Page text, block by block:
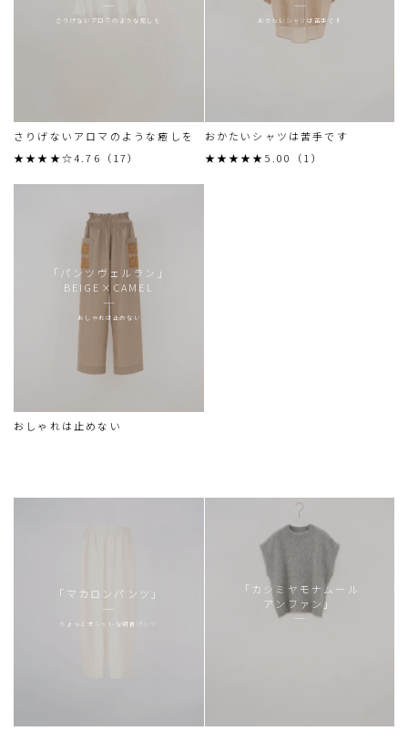
さりげないアロマのような癒しを
さりげないアロマのような癒しを
★★★★☆4.76（17）
おかたいシャツは苦手です
おかたいシャツは苦手です
★★★★★5.00（1）
「パンツヴェルラン」
BEIGE×CAMEL
おしゃれは止めない
おしゃれは止めない
「マカロンパンツ」
ちょっとオシャレな朝食パンツ
「カシミヤモナムール
アンファン」